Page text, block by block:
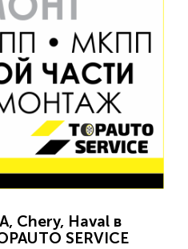
Chery, Haval в
SERVICE